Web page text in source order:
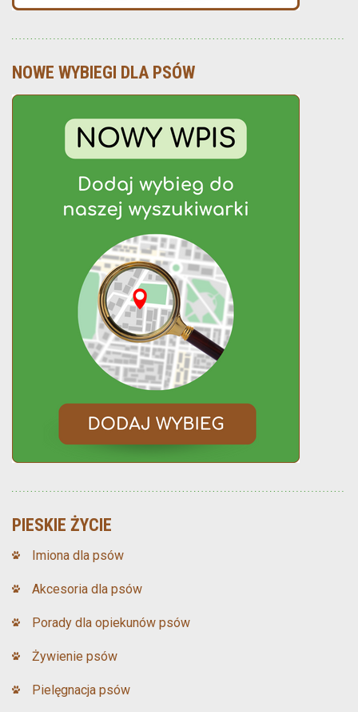
NOWE WYBIEGI DLA PSÓW
PIESKIE ŻYCIE
Imiona dla psów
Akcesoria dla psów
Porady dla opiekunów psów
Żywienie psów
Pielęgnacja psów